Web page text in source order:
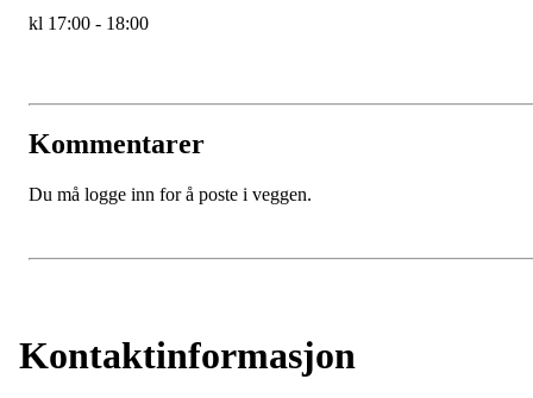
kl 17:00 - 18:00
Kommentarer
Du må logge inn for å poste i veggen.
Kontaktinformasjon